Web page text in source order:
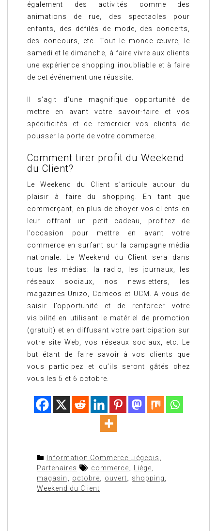
également des activités comme des
animations de rue, des spectacles pour
enfants, des défilés de mode, des concerts,
des concours, etc. Tout le monde œuvre, le
samedi et le dimanche, à faire vivre aux clients
une expérience shopping inoubliable et à faire
de cet événement une réussite.
Il s’agit d’une magnifique opportunité de
mettre en avant votre savoir-faire et vos
spécificités et de remercier vos clients de
pousser la porte de votre commerce.
Comment tirer profit du Weekend
du Client?
Le Weekend du Client s’articule autour du
plaisir à faire du shopping. En tant que
commerçant, en plus de choyer vos clients en
leur offrant un petit cadeau, profitez de
l’occasion pour mettre en avant votre
commerce en surfant sur la campagne média
nationale. Le Weekend du Client sera dans
tous les médias: la radio, les journaux, les
réseaux sociaux, nos newsletters, les
magazines Unizo, Comeos et UCM. A vous de
saisir l’opportunité et de renforcer votre
visibilité en utilisant le matériel de promotion
(gratuit) et en diffusant votre participation sur
votre site Web, vos réseaux sociaux, etc. Le
but étant de faire savoir à vos clients que
vous participez et qu’ils seront gâtés chez
vous les 5 et 6 octobre.
Information Commerce Liégeois
Partenaires
commerce Liège
magasin
octobre ouvert shopping
Weekend du Client